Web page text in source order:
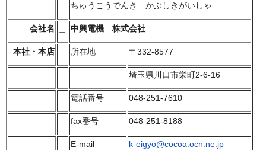
ちゅうこうでんき かぶしきがいしゃ
会社名 中興電機 株式会社
本社・本店 所在地 〒332-8577
埼玉県川口市栄町2-6-16
電話番号 048-251-7610
fax番号 048-251-8188
E-mail k-eigyo@cocoa.ocn.ne.jp